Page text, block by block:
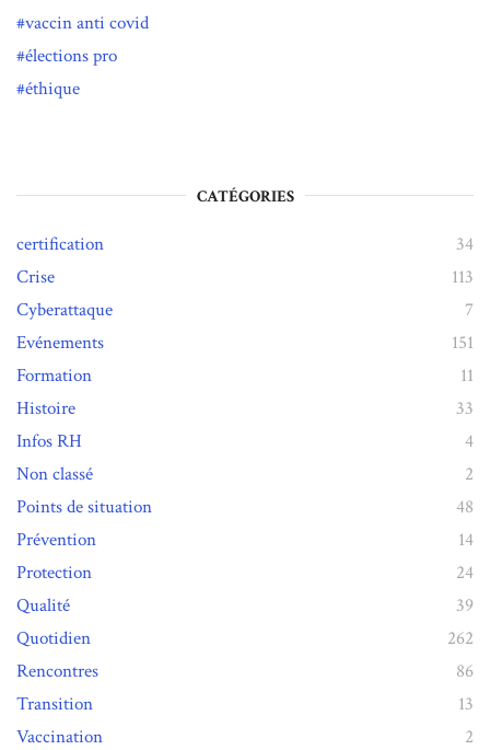
vaccin anti covid
élections pro
éthique
CATÉGORIES
certification
34
Crise
113
Cyberattaque
7
Evénements
151
Formation
11
Histoire
33
Infos RH
4
Non classé
2
Points de situation
48
Prévention
14
Protection
24
Qualité
39
Quotidien
262
Rencontres
86
Transition
13
Vaccination
2